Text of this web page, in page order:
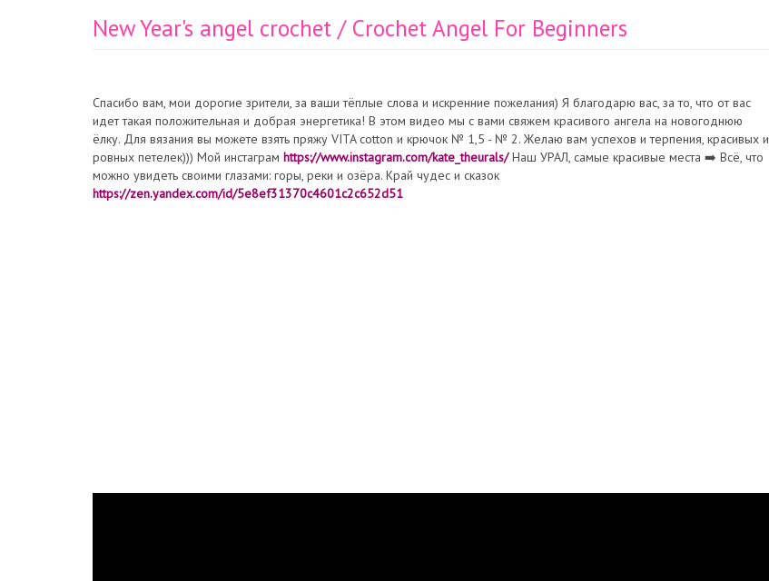
New Year's angel crochet / Crochet Angel For Beginners
Спасибо вам, мои дорогие зрители, за ваши тёплые слова и искренние пожелания) Я благодарю вас, за то, что от вас
идет такая положительная и добрая энергетика! В этом видео мы с вами свяжем красивого ангела на новогоднюю
ёлку. Для вязания вы можете взять пряжу VITA cotton и крючок № 1,5 - № 2. Желаю вам успехов и терпения, красивых и
ровных петелек))) Мой инстаграм https://www.instagram.com/kate_theurals/Наш УРАЛ, самые красивые места ➡️ Всё, что
можно увидеть своими глазами: горы, реки и озёра. Край чудес и сказок
https://zen.yandex.com/id/5e8ef31370c4601c2c652d51